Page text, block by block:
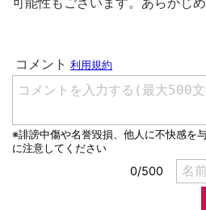
可能性もございます。あらかじめ